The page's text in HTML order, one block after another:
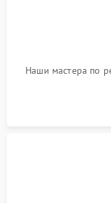
Наши мастера по